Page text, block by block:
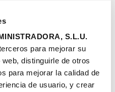
S.L.U.
para mejorar su
distinguirle de otros
para mejorar la calidad de
de usuario, y crear
paso. Una curiosidad que
autor. Conocer este dato
una aventura